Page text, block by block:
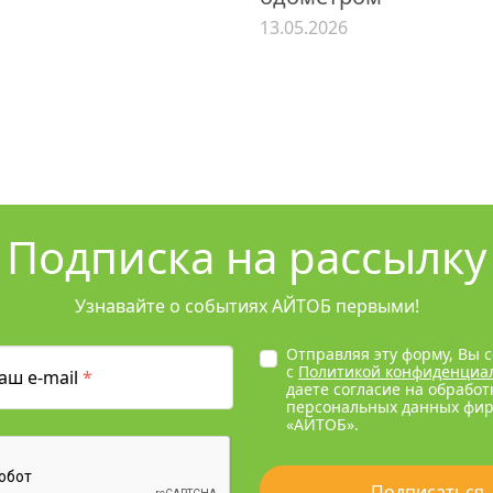
13.05.2026
Подписка на рассылку
Узнавайте о событиях АЙТОБ первыми!
e-mail *
Отправляя эту форму, Вы
с Политикой
даете согласие на
персональных данных
«АЙТОБ».